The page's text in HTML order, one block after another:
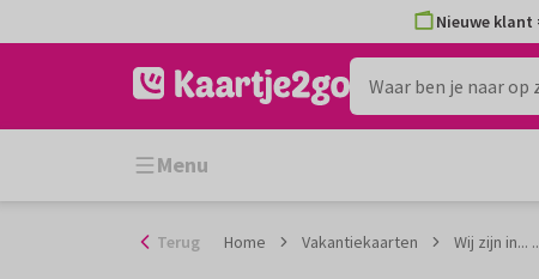
naar
Nieuwe klant
Menu
Terug Home Vakantiekaarten Wij zijn in...